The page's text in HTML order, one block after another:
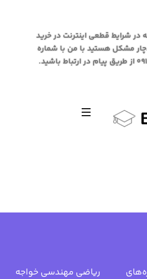
در شرایط قطعی اینترنت در خرید
مشکل هستید با من با شماره
باشید.
ریاضی مهندسی خواجه